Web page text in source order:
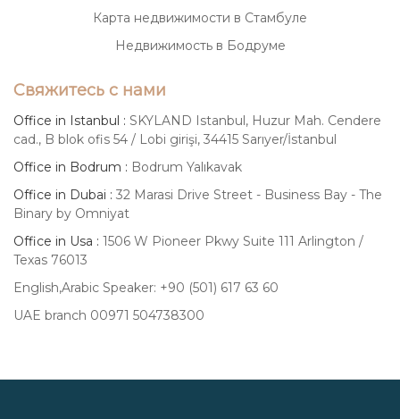
Карта недвижимости в Стамбуле
Недвижимость в Бодруме
Свяжитесь с нами
Office in Istanbul : SKYLAND Istanbul, Huzur Mah. Cendere
cad., B blok ofis 54 / Lobi girişi, 34415 Sarıyer/İstanbul
Office in Bodrum : Bodrum Yalıkavak
Office in Dubai : 32 Marasi Drive Street - Business Bay - The
Binary by Omniyat
Office in Usa : 1506 W Pioneer Pkwy Suite 111 Arlington /
Texas 76013
English,Arabic Speaker: +90 (501) 617 63 60
UAE branch 00971 504738300